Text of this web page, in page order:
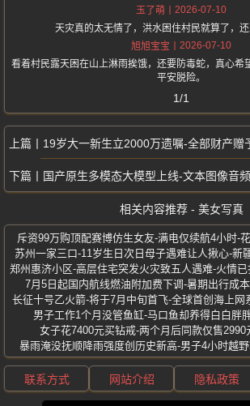
玉了萌
2026-07-10
天灾真的太无情了，洪水困住村民就算了，
旭旭宝宝
2026-07-10
看着村民露天困在山上淋雨挨饿，还要防毒蛇，真心希
平安脱险。
1/1
19岁大一新生立2000万遗嘱-全部财产赠予发
国产原生多模态大模型上线-文本图像音频视频一站
相关内容推荐 - 美女写真
斥资99万购顶配赛博仿生女友-满电仅续航4小时-
苏州一家三口-11岁生日次日母子遇难让人揪心-新
郑州惠济小区-高层住宅突发火灾致五人遇难-火情
7月5日起国内航线燃油附加费下调-暑期出行成
长征十号乙火箭-将于7月中旬首飞-全球首创海上网
男子工作1个月没管鱼缸-马口鱼却养得白白胖
女子花7400元买钻戒-两个月后同款仅售2990
暴雨淹没抚顺降雨强度创历史新高-男子4小时越
联系方式 网站介绍 隐私政策